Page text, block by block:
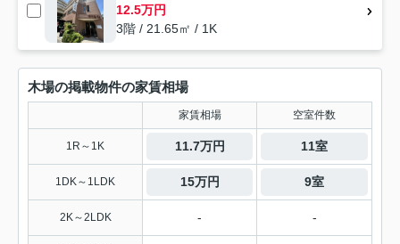
12.5万円
3階 / 21.65㎡ / 1K
木場の掲載物件の家賃相場
家賃相場 空室件数
1R～1K 11.7万円 11室
1DK～1LDK 15万円 9室
2K～2LDK - -